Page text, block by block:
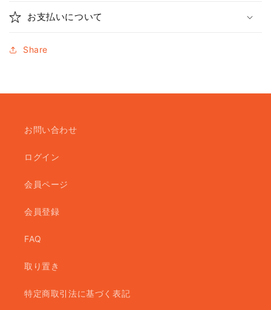
お支払いについて
Share
お問い合わせ
ログイン
会員ページ
会員登録
FAQ
取り置き
特定商取引法に基づく表記